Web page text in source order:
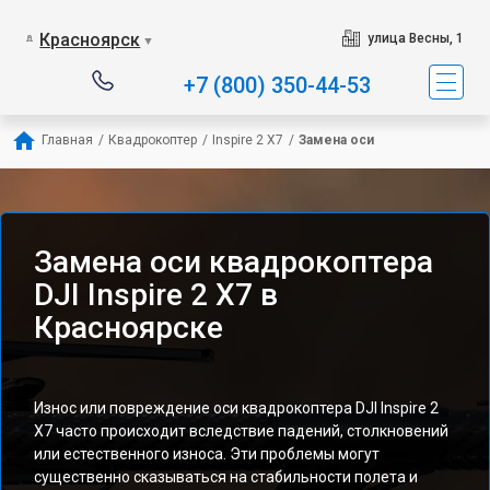
Красноярск ▼ улица Весны, 1
+7 (800) 350-44-53
Главная / Квадрокоптер / Inspire 2 X7 / Замена оси
Замена оси квадрокоптера
DJI Inspire 2 X7 в
Красноярске
Износ или повреждение оси квадрокоптера DJI Inspire 2
X7 часто происходит вследствие падений, столкновений
или естественного износа. Эти проблемы могут
существенно сказываться на стабильности полета и